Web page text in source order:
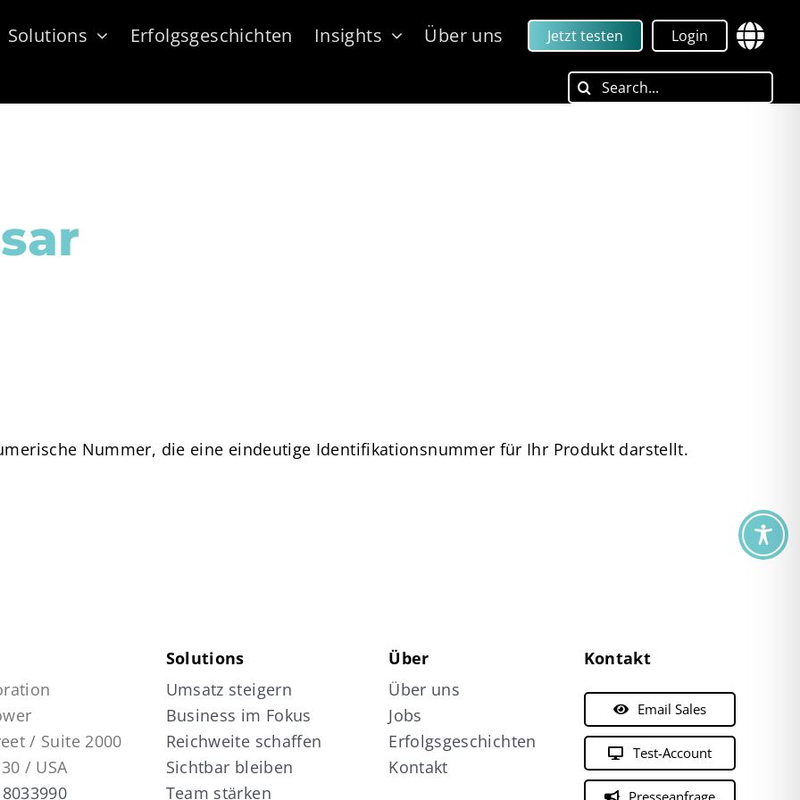
Solutions Erfolgsgeschichten Insights Über uns Jetzt testen Login
Search
for:
Nummer, die eine eindeutige Identifikationsnummer für Ihr Produkt darstellt.
/ Suite 2000
/ USA
Solutions
Umsatz steigern
Business im Fokus
Reichweite schaffen
Sichtbar bleiben
Team stärken
Über
Über uns
Jobs
Erfolgsgeschichten
Kontakt
Kontakt
Email Sales
Test-Account